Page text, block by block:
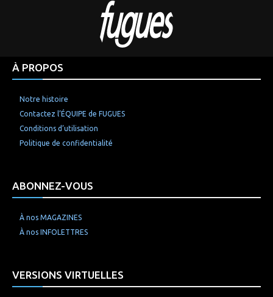
À PROPOS
Notre histoire
Contactez l’ÉQUIPE de FUGUES
Conditions d’utilisation
Politique de confidentialité
ABONNEZ-VOUS
À nos MAGAZINES
À nos INFOLETTRES
VERSIONS VIRTUELLES